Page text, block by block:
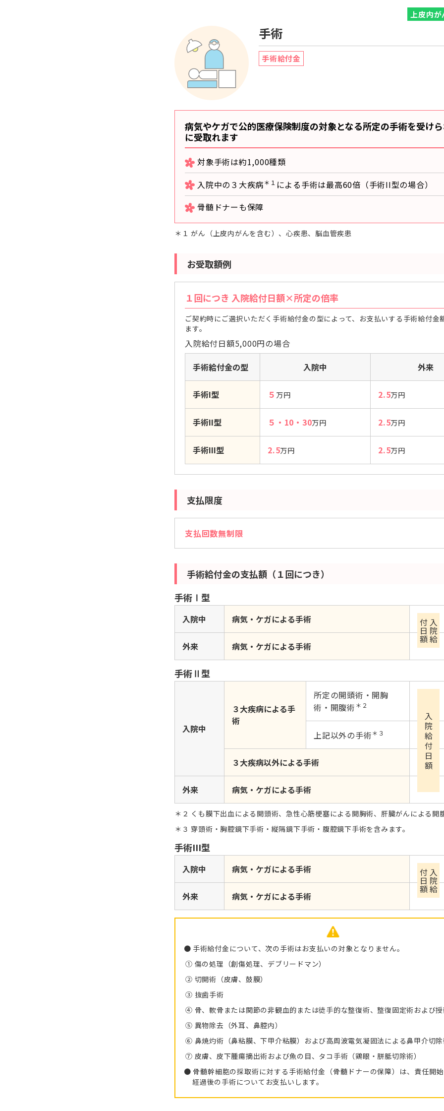
上皮内
手術
手術給付金
病気やケガで公的医療保険制度の対象となる所定の手術を受け
に受取れます
対象手術は約1,000種類
入院中の３大疾病＊１ による手術は最高60倍（手術II型の場合）
骨髄ドナーも保障
１ がん（上皮内がんを含む）、心疾患、脳血管疾患
お受取額例
１回につき 入院給付日額×所定の倍率
ご契約時にご選択いただく手術給付金の型によって、お支払いする手術給付金
ます。
入院給付日額5,000円の場合
手術給付金の型
入院中 外来
手術I型 ５ 万円 2.5万円
手術II型 ５・10・30万円 2.5万円
手術III型 2.5万円 2.5万円
支払限度
支払回数無制限
手術給付金の支払額（１回につき）
手術Ⅰ型
入院中 病気・ケガによる手術 入
院
給
付
日
額
外来 病気・ケガによる手術
手術Ⅱ型
入院中
３大疾病による手
術
所定の開頭術・開胸
術・開腹術 ＊２
入
院
給
付
日
額
上記以外の手術＊３
３大疾病以外による手術
外来 病気・ケガによる手術
２ くも膜下出血による開頭術、急性心筋梗塞による開胸術、肝臓がんによる開
３ 穿頭術・胸腔鏡下手術・縦隔鏡下手術・腹腔鏡下手術を含みます。
手術III型
入院中 病気・ケガによる手術 入
院
給
付
日
額
外来 病気・ケガによる手術
手術給付金について、次の手術はお支払いの対象となりません。
① 傷の処理（創傷処理、デブリードマン）
② 切開術（皮膚、鼓膜）
③ 抜歯手術
④ 骨、軟骨または関節の非観血的または徒手的な整復術、整復固定術および
⑤ 異物除去（外耳、鼻腔内）
⑥ 鼻焼灼術（鼻粘膜、下甲介粘膜）および高周波電気凝固法による鼻甲介切
⑦ 皮膚、皮下腫瘍摘出術および魚の目、タコ手術（鶏眼・胼胝切除術）
骨髄幹細胞の採取術に対する手術給付金（骨髄ドナーの保障）は、責任開
経過後の手術についてお支払いします。